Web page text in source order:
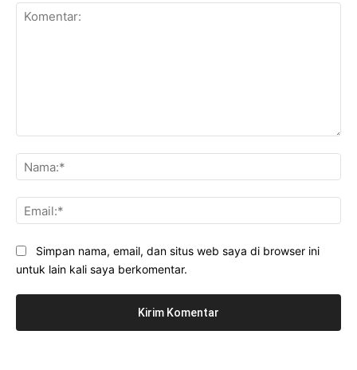
Simpan nama, email, dan situs web saya di browser ini
untuk lain kali saya berkomentar.